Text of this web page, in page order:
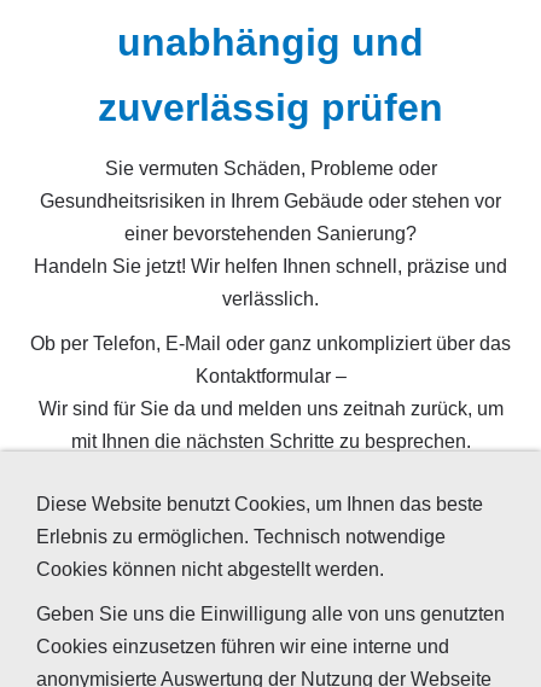
unabhängig und
zuverlässig prüfen
Sie vermuten Schäden, Probleme oder
Gesundheitsrisiken in Ihrem Gebäude oder stehen vor
einer bevorstehenden Sanierung?
Handeln Sie jetzt! Wir helfen Ihnen schnell, präzise und
verlässlich.
Ob per Telefon, E-Mail oder ganz unkompliziert über das
Kontaktformular –
Wir sind für Sie da und melden uns zeitnah zurück, um
mit Ihnen die nächsten Schritte zu besprechen.
notwendigen Cookieswidersprochen haben.
Besuchen Sie unserCookie-Kontrollzentrum, um
Diese Website benutzt Cookies, um Ihnen das beste
Erlebnis zu ermöglichen. Technisch notwendige
Cookies können nicht abgestellt werden.
Geben Sie uns die Einwilligung alle von uns genutzten
Cookies einzusetzen führen wir eine interne und
anonymisierte Auswertung der Nutzung der Webseite